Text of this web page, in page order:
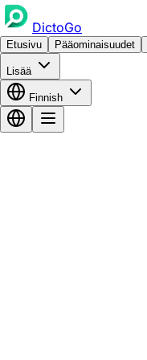
DictoGo
Etusivu Pääominaisuudet
Lisää
Finnish